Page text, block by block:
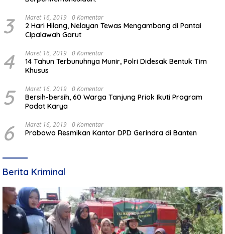
3 Maret 16, 2019 0 Komentar
2 Hari Hilang, Nelayan Tewas Mengambang di Pantai
Cipalawah Garut
4 Maret 16, 2019 0 Komentar
14 Tahun Terbunuhnya Munir, Polri Didesak Bentuk Tim
Khusus
5 Maret 16, 2019 0 Komentar
Bersih-bersih, 60 Warga Tanjung Priok Ikuti Program
Padat Karya
6 Maret 16, 2019 0 Komentar
Prabowo Resmikan Kantor DPD Gerindra di Banten
Berita Kriminal